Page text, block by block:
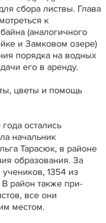
сбора листвы. Глава
к
(аналогичного
и Замковом озере)
порядка на водных
его в аренду.
цветы и помощь
остались
начальник
Тарасюк, в районе
образования. За
1354 из
район также при-
все они
местом.